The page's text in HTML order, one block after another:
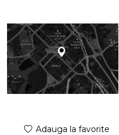
Adauga la favorite